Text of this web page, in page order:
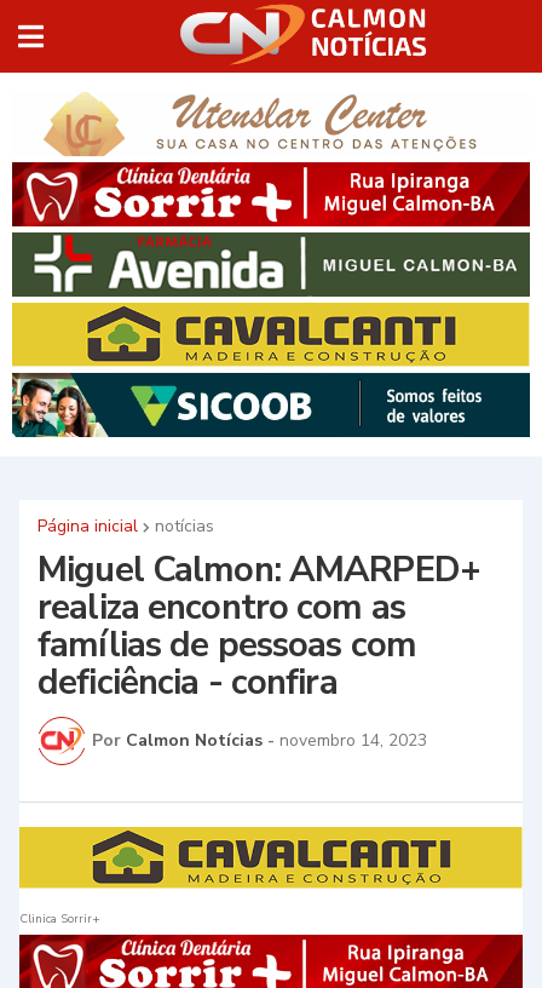
Página inicial notícias
Miguel Calmon: AMARPED+
realiza encontro com as
famílias de pessoas com
deficiência - confira
Por Calmon Notícias - novembro 14, 2023
Clinica Sorrir+